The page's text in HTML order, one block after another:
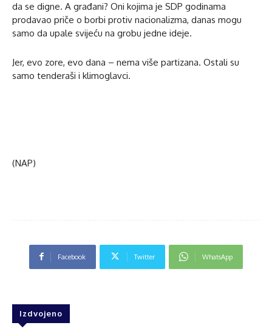
da se digne. A građani? Oni kojima je SDP godinama
prodavao priče o borbi protiv nacionalizma, danas mogu
samo da upale svijeću na grobu jedne ideje.
Jer, evo zore, evo dana – nema više partizana. Ostali su
samo tenderaši i klimoglavci.
(NAP)
Facebook Twitter WhatsApp
Izdvojeno